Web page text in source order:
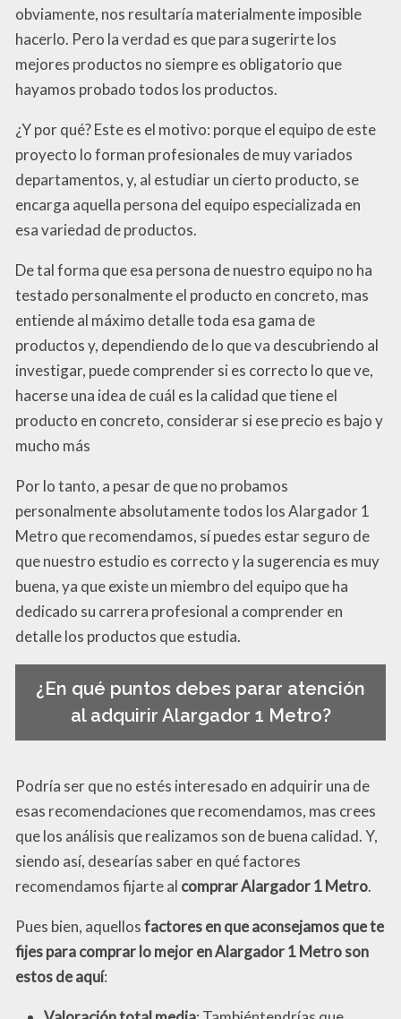
obviamente, nos resultaría materialmente imposible
hacerlo. Pero la verdad es que para sugerirte los
mejores productos no siempre es obligatorio que
hayamos probado todos los productos.
¿Y por qué? Este es el motivo: porque el equipo de este
proyecto lo forman profesionales de muy variados
departamentos, y, al estudiar un cierto producto, se
encarga aquella persona del equipo especializada en
esa variedad de productos.
De tal forma que esa persona de nuestro equipo no ha
testado personalmente el producto en concreto, mas
entiende al máximo detalle toda esa gama de
productos y, dependiendo de lo que va descubriendo al
investigar, puede comprender si es correcto lo que ve,
hacerse una idea de cuál es la calidad que tiene el
producto en concreto, considerar si ese precio es bajo y
mucho más
Por lo tanto, a pesar de que no probamos
personalmente absolutamente todos los Alargador 1
Metro que recomendamos, sí puedes estar seguro de
que nuestro estudio es correcto y la sugerencia es muy
buena, ya que existe un miembro del equipo que ha
dedicado su carrera profesional a comprender en
detalle los productos que estudia.
¿En qué puntos debes parar atención
al adquirir Alargador 1 Metro?
Podría ser que no estés interesado en adquirir una de
esas recomendaciones que recomendamos, mas crees
que los análisis que realizamos son de buena calidad. Y,
siendo así, desearías saber en qué factores
recomendamos fijarte al comprar Alargador 1 Metro.
Pues bien, aquellosfactores en que aconsejamos que te
fijes para comprar lo mejor en Alargador 1 Metro son
estos de aquí: